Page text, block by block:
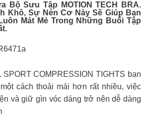
Bộ Sưu Tập MOTION TECH BRA.
Khô, Sự Nén Cơ Này Sẽ Giúp Bạn
Mát Mẻ Trong Những Buổi Tập
SPORT COMPRESSION TIGHTS bạn
cách thoải mái hơn rất nhiều, việc
và giữ gìn vóc dáng trở nên dễ dàng